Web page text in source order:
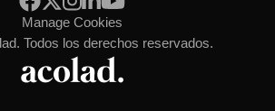
Todos los derechos reservados.
Manage Cookies